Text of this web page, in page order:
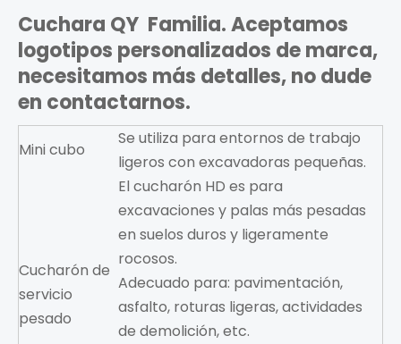
Cuchara QY Familia. Aceptamos
logotipos personalizados de marca,
necesitamos más detalles, no dude
en contactarnos.
Mini cubo
Se utiliza para entornos de trabajo
ligeros con excavadoras pequeñas.
Cucharón de
servicio
pesado
El cucharón HD es para
excavaciones y palas más pesadas
en suelos duros y ligeramente
rocosos.
Adecuado para: pavimentación,
asfalto, roturas ligeras, actividades
de demolición, etc.